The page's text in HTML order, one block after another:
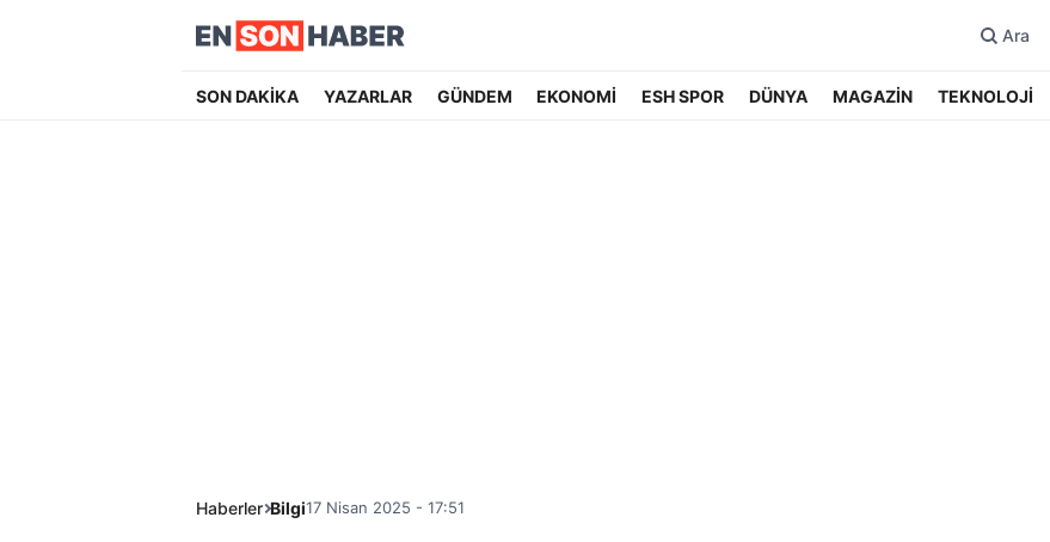
Ara
SON DAKİKA YAZARLAR GÜNDEM EKONOMİ ESH SPOR DÜNYA MAGAZİN TEKNOLOJİ
Haberler Bilgi17 Nisan 2025 - 17:51